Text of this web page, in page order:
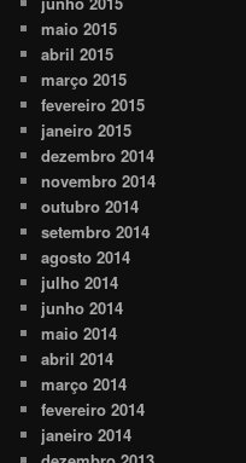
maio 2015
abril 2015
março 2015
fevereiro 2015
janeiro 2015
dezembro 2014
novembro 2014
outubro 2014
setembro 2014
agosto 2014
julho 2014
junho 2014
maio 2014
abril 2014
março 2014
fevereiro 2014
janeiro 2014